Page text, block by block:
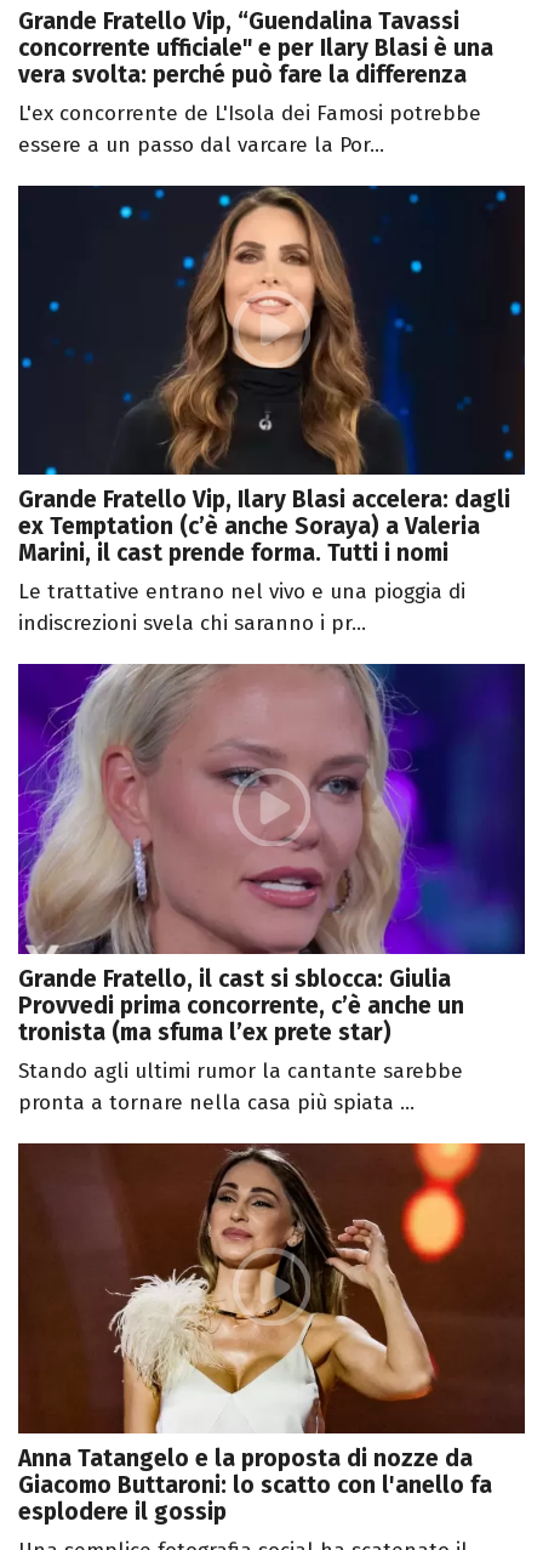
Grande Fratello Vip, “Guendalina Tavassi
concorrente ufficiale" e per Ilary Blasi è una
vera svolta: perché può fare la differenza
L'ex concorrente de L'Isola dei Famosi potrebbe
essere a un passo dal varcare la Por...
Grande Fratello Vip, Ilary Blasi accelera: dagli
ex Temptation (c’è anche Soraya) a Valeria
Marini, il cast prende forma. Tutti i nomi
Le trattative entrano nel vivo e una pioggia di
indiscrezioni svela chi saranno i pr...
Grande Fratello, il cast si sblocca: Giulia
Provvedi prima concorrente, c’è anche un
tronista (ma sfuma l’ex prete star)
Stando agli ultimi rumor la cantante sarebbe
pronta a tornare nella casa più spiata ...
Anna Tatangelo e la proposta di nozze da
Giacomo Buttaroni: lo scatto con l'anello fa
esplodere il gossip